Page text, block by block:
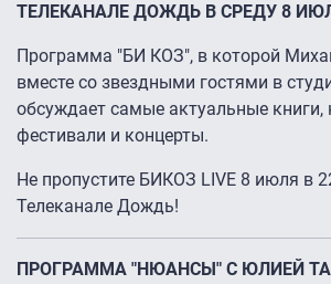
ТЕЛЕКАНАЛЕ ДОЖДЬ В СРЕДУ 8
Программа "БИ КОЗ", в которой
вместе со звездными гостями в
обсуждает самые актуальные книги,
фестивали и концерты.
Не пропустите БИКОЗ LIVE 8 июля в
Телеканале Дождь!
ПРОГРАММА "НЮАНСЫ" С ЮЛИЕЙ